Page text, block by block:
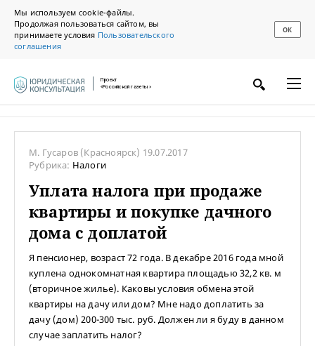
Мы используем cookie-файлы.
Продолжая пользоваться сайтом, вы
принимаете условия Пользовательского
соглашения
ОК
Проект
«Российской газеты»
М. Гусаров (Красноярск) 19.07.2017
Рубрика: Налоги
Уплата налога при продаже
квартиры и покупке дачного
дома с доплатой
Я пенсионер, возраст 72 года. В декабре 2016 года мной
куплена однокомнатная квартира площадью 32,2 кв. м
(вторичное жилье). Каковы условия обмена этой
квартиры на дачу или дом? Мне надо доплатить за
дачу (дом) 200-300 тыс. руб. Должен ли я буду в данном
случае заплатить налог?